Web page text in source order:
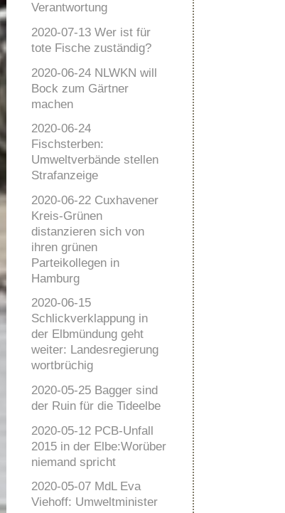
Verantwortung
2020-07-13 Wer ist für
tote Fische zuständig?
2020-06-24 NLWKN will
Bock zum Gärtner
machen
2020-06-24
Fischsterben:
Umweltverbände stellen
Strafanzeige
2020-06-22 Cuxhavener
Kreis-Grünen
distanzieren sich von
ihren grünen
Parteikollegen in
Hamburg
2020-06-15
Schlickverklappung in
der Elbmündung geht
weiter: Landesregierung
wortbrüchig
2020-05-25 Bagger sind
der Ruin für die Tideelbe
2020-05-12 PCB-Unfall
2015 in der Elbe:Worüber
niemand spricht
2020-05-07 MdL Eva
Viehoff: Umweltminister